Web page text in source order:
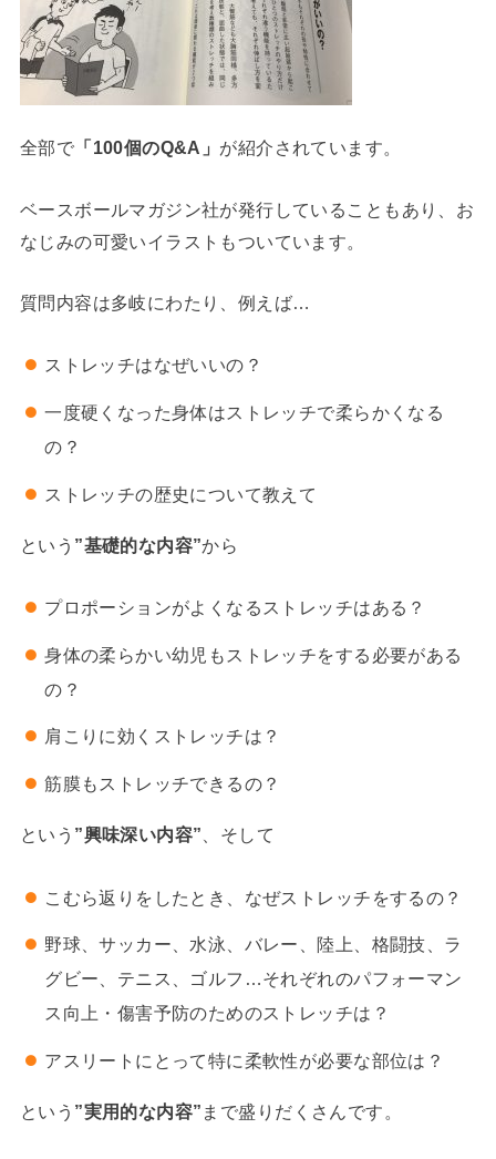
全部で 「100個のQ&A」 が紹介されています。
ベースボールマガジン社が発行していることもあり、お
なじみの可愛いイラストもついています。
質問内容は多岐にわたり、例えば…
ストレッチはなぜいいの？
一度硬くなった身体はストレッチで柔らかくなる
の？
ストレッチの歴史について教えて
という ”基礎的な内容”から
プロポーションがよくなるストレッチはある？
身体の柔らかい幼児もストレッチをする必要がある
の？
肩こりに効くストレッチは？
筋膜もストレッチできるの？
という ”興味深い内容” 、そして
こむら返りをしたとき、なぜストレッチをするの？
野球、サッカー、水泳、バレー、陸上、格闘技、ラ
グビー、テニス、ゴルフ…それぞれのパフォーマン
ス向上・傷害予防のためのストレッチは？
アスリートにとって特に柔軟性が必要な部位は？
という ”実用的な内容” まで盛りだくさんです。